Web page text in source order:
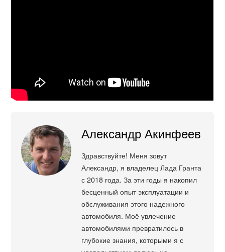
Александр Акинфеев
Здравствуйте! Меня зовут
Александр, я владелец Лада Гранта
с 2018 года. За эти годы я накопил
бесценный опыт эксплуатации и
обслуживания этого надежного
автомобиля. Моё увлечение
автомобилями превратилось в
глубокие знания, которыми я с